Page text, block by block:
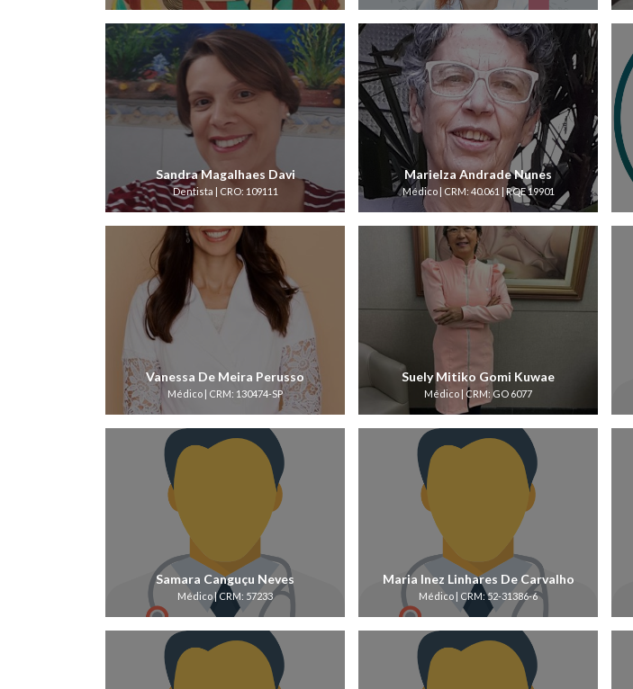
Sandra Magalhaes Davi
Dentista | CRO: 109111
Marielza Andrade Nunes
Médico | CRM: 40.061 | RQE 19901
Vanessa De Meira Perusso
Médico | CRM: 130474-SP
Suely Mitiko Gomi Kuwae
Médico | CRM: GO 6077
Samara Canguçu Neves
Médico | CRM: 57233
Maria Inez Linhares De Carvalho
Médico | CRM: 52-31386-6